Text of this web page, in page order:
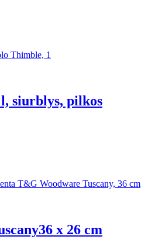
l, siurblys, pilkos
36 x 26 cm